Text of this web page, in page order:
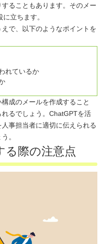
ることもあります。そのメー
立ちます。
で、以下のようなポイントを
れているか
成のメールを作成すること
るでしょう。ChatGPTを活
事担当者に適切に伝えられる
。
る際の注意点